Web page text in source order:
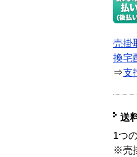
売掛
換宅
⇒支
送
1つ
※売